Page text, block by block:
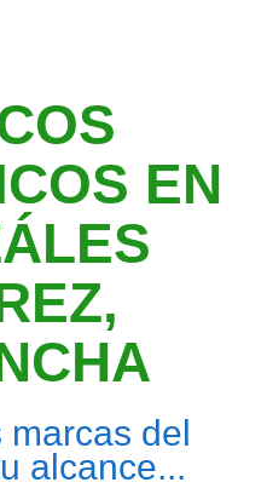
EN
marcas del
alcance...